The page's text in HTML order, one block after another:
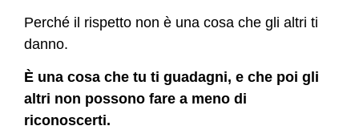
Perché il rispetto non è una cosa che gli altri ti
danno.
È una cosa che tu ti guadagni, e che poi gli
altri non possono fare a meno di
riconoscerti.